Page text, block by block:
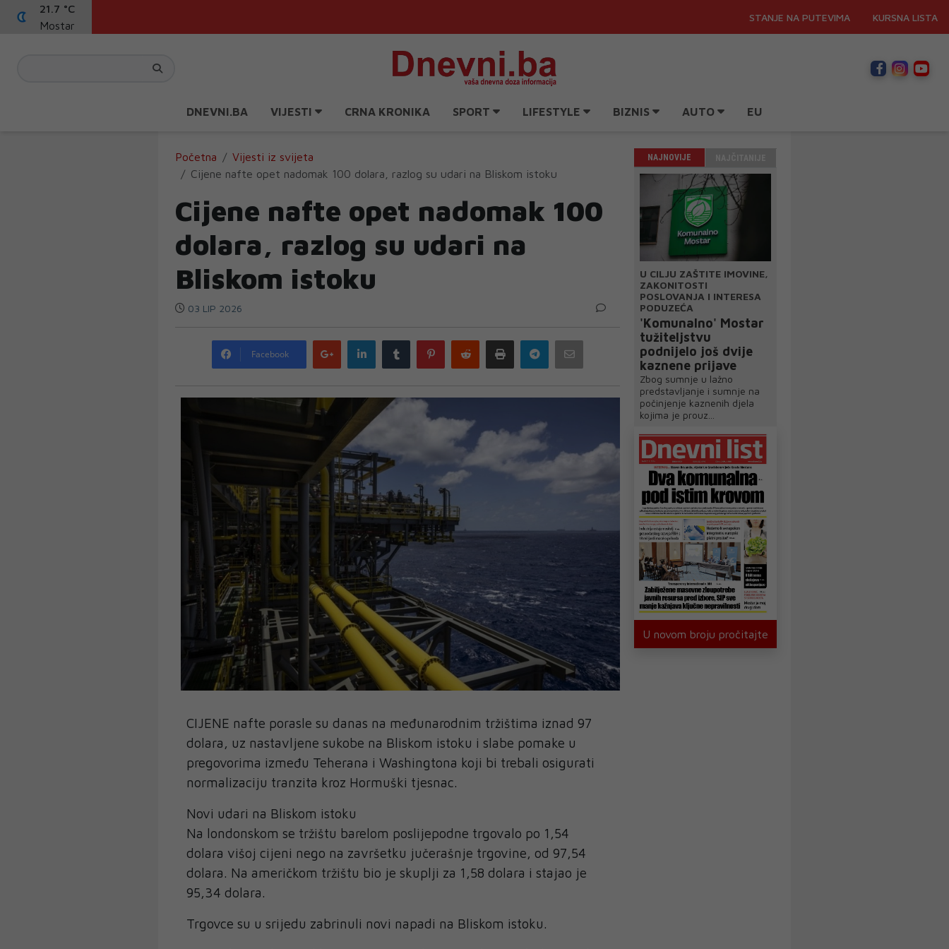
21.7 °C
Mostar
STANJE NA PUTEVIMA KURSNA LISTA
DNEVNI.BA VIJESTI CRNA KRONIKA SPORT LIFESTYLE BIZNIS AUTO EU
Početna
Vijesti iz svijeta
Cijene nafte opet nadomak 100 dolara, razlog su udari na Bliskom istoku
Cijene nafte opet nadomak 100
dolara, razlog su udari na
Bliskom istoku
03 LIP 2026
Facebook
Google
plus
LinkedIn Tumblr PinterestReddit Print Telegram
CIJENE nafte porasle su danas na međunarodnim tržištima iznad 97
dolara, uz nastavljene sukobe na Bliskom istoku i slabe pomake u
pregovorima između Teherana i Washingtona koji bi trebali osigurati
normalizaciju tranzita kroz Hormuški tjesnac.
Novi udari na Bliskom istoku
Na londonskom se tržištu barelom poslijepodne trgovalo po 1,54
dolara višoj cijeni nego na završetku jučerašnje trgovine, od 97,54
dolara. Na američkom tržištu bio je skuplji za 1,58 dolara i stajao je
95,34 dolara.
Trgovce su u srijedu zabrinuli novi napadi na Bliskom istoku.
NAJNOVIJE
U CILJU ZAŠTITE IMOVINE,
ZAKONITOSTI
POSLOVANJA I INTERESA
PODUZEĆA
'Komunalno' Mostar
tužiteljstvu
podnijelo još dvije
kaznene prijave
Zbog sumnje u lažno
predstavljanje i sumnje na
počinjenje kaznenih djela
kojima je prouz...
U novom broju pročitajte